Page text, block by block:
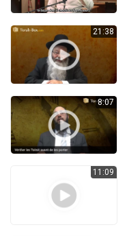
21:38
8:07
11:09